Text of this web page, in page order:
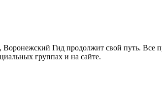
Гид продолжит свой путь. Все
группах и на сайте.